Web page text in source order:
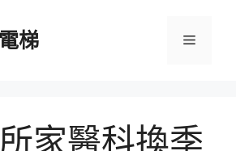
梯 選
家醫科換季